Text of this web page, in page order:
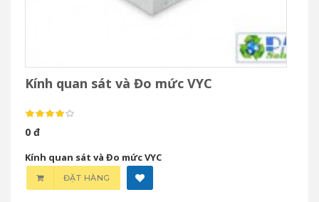
Kính quan sát và Đo mức VYC
0 đ
Kính quan sát và Đo mức VYC
ĐẶT HÀNG